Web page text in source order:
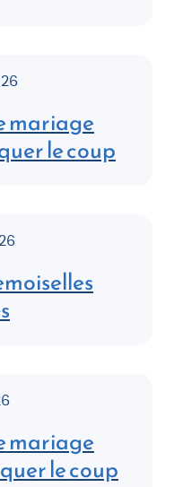
mariage
le coup
mariage
le coup